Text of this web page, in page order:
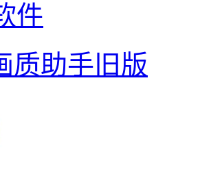
件
质助手旧版